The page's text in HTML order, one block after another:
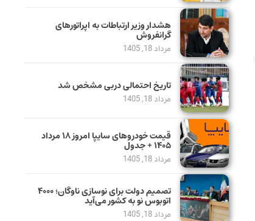
هشدار وزیر ارتباطات به اپراتورهای
گرانفروش
مرداد 18, 1405
تاریخ احتمالی دربی مشخص شد
مرداد 18, 1405
قیمت خودرو‌های سایپا امروز ۱۸ مرداد
۱۴۰۵ + جدول
مرداد 18, 1405
تصمیم دولت برای نوسازی ناوگان؛ ۴۰۰۰
اتوبوس نو به کشور می‌آید
مرداد 18, 1405